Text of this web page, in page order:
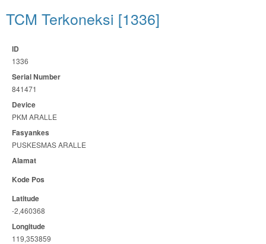
TCM Terkoneksi [1336]
ID
1336
Serial Number
841471
Device
PKM ARALLE
Fasyankes
PUSKESMAS ARALLE
Alamat
Kode Pos
Latitude
-2,460368
Longitude
119,353859